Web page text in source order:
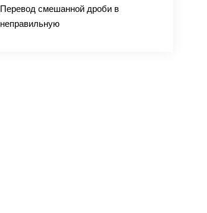
Перевод смешанной дроби в
неправильную